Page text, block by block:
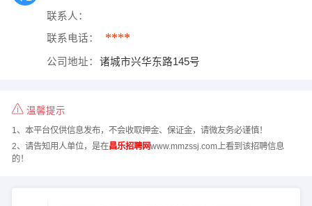
联系人：
联系电话： ****
公司地址： 诸城市兴华东路145号
温馨提示
1、本平台仅供信息发布，不会收取押金、保证金，请微友务必谨慎！
2、请告知用人单位，是在昌乐招聘网www.mmzssj.com上看到该招聘信息
的！